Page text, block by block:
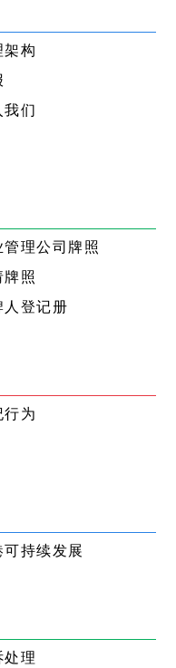
构
们
管理公司牌照
牌照
人登记册
为
可持续发展
处理